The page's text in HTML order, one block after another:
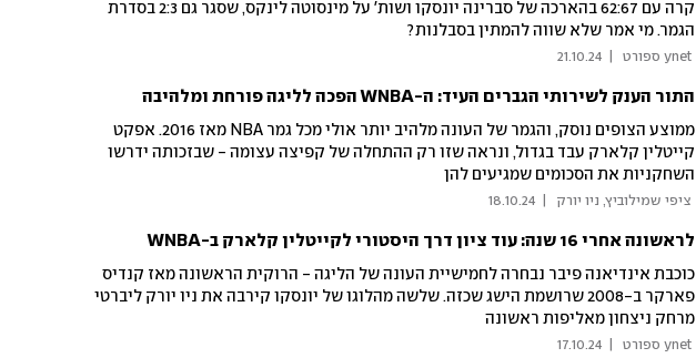
קרה עם 62:67 בהארכה של סברינה יונסקו ושות' על מינסוטה לינקס, שסגר גם 2:3 בסדרת
הגמר. מי אמר שלא שווה להמתין בסבלנות?
21.10.24
התור הענק לשירותי הגברים העיד: ה-WNBA הפכה לליגה פורחת ומלהיבה
ממוצע הצופים נוסק, והגמר של העונה מלהיב יותר אולי מכל גמר NBA מאז 2016. אפקט
קייטלין קלארק עבד בגדול, ונראה שזו רק ההתחלה של קפיצה עצומה - שבזכותה ידרשו
השחקניות את הסכומים שמגיעים להן
ציפי שמילוביץ, ניו יורק 18.10.24
לראשונה אחרי 16 שנה: עוד ציון דרך היסטורי לקייטלין קלארק ב-WNBA
כוכבת אינדיאנה פיבר נבחרה לחמישיית העונה של הליגה - הרוקית הראשונה מאז קנדיס
פארקר ב-2008 שרושמת הישג שכזה. שלשה מהלוגו של יונסקו קירבה את ניו יורק ליברטי
מרחק ניצחון מאליפות ראשונה
17.10.24